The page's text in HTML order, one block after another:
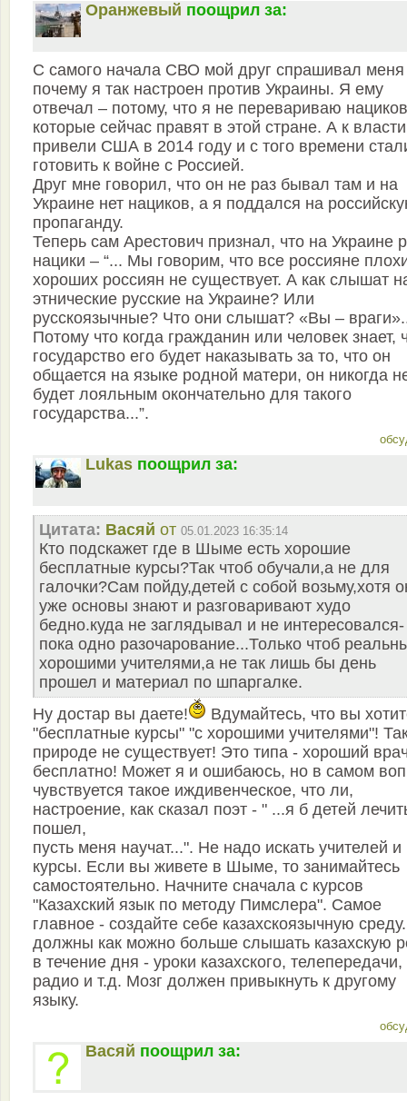
Оранжевый поощрил за:
С самого начала СВО мой друг спрашивал меня
почему я так настроен против Украины. Я ему
отвечал – потому, что я не перевариваю
которые сейчас правят в этой стране. А к
привели США в 2014 году и с того времени
готовить к войне с Россией.
Друг мне говорил, что он не раз бывал там и на
Украине нет нациков, а я поддался на
пропаганду.
Теперь сам Арестович признал, что на Украине
нацики – “... Мы говорим, что все россияне
хороших россиян не существует. А как слышат
этнические русские на Украине? Или
русскоязычные? Что они слышат? «Вы –
Потому что когда гражданин или человек знает,
государство его будет наказывать за то, что он
общается на языке родной матери, он никогда
будет лояльным окончательно для такого
государства...”.
Lukas поощрил за:
Цитата: Васяй от 05.01.2023 16:35:14
Кто подскажет где в Шыме есть хорошие
бесплатные курсы?Так чтоб обучали,а не для
галочки?Сам пойду,детей с собой возьму,хотя
уже основы знают и разговаривают худо
бедно.куда не заглядывал и не интересовался-
пока одно разочарование...Только чтоб
хорошими учителями,а не так лишь бы день
прошел и материал по шпаргалке.
Ну достар вы даете!
Вдумайтесь, что вы
"бесплатные курсы" "с хорошими учителями"!
природе не существует! Это типа - хороший
бесплатно! Может я и ошибаюсь, но в самом
чувствуется такое иждивенческое, что ли,
настроение, как сказал поэт - " ...я б детей
пошел,
пусть меня научат...". Не надо искать учителей и
курсы. Если вы живете в Шыме, то занимайтесь
самостоятельно. Начните сначала с курсов
"Казахский язык по методу Пимслера". Самое
главное - создайте себе казахскоязычную
должны как можно больше слышать казахскую
в течение дня - уроки казахского, телепередачи,
радио и т.д. Мозг должен привыкнуть к другому
языку.
Васяй поощрил за: